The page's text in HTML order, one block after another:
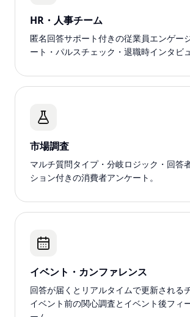
HR・人事チーム
匿名回答サポート付きの従業員エンゲー
ート・パルスチェック・退職時インタビュ
市場調査
マルチ質問タイプ・分岐ロジック・回答
ション付きの消費者アンケート。
イベント・カンファレンス
回答が届くとリアルタイムで更新される
イベント前の関心調査とイベント後フィ